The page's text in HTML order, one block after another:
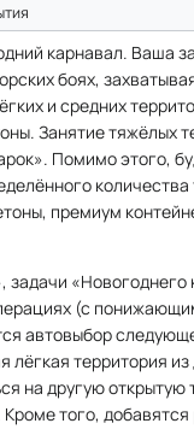
карнавал. Ваша
боях,
и средних
Занятие тяжёлых
Помимо этого,
премиум
«Новогоднего
(с
автовыбор
лёгкая территория
на другую открытую
того, добавятся